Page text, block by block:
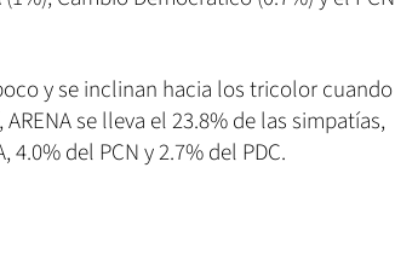
y se inclinan hacia los tricolor cuando
se lleva el 23.8% de las simpatías,
4.0% del PCN y 2.7% del PDC.